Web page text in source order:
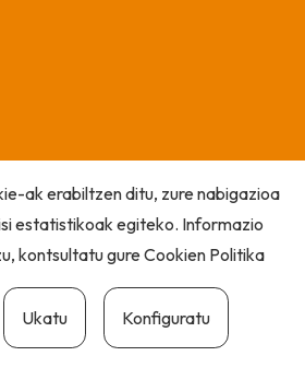
ak erabiltzen ditu, zure nabigazioa
estatistikoak egiteko. Informazio
kontsultatu gureCookien Politika
Ukatu Konfiguratu